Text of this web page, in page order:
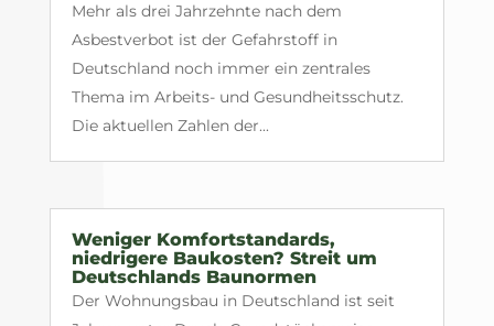
Mehr als drei Jahrzehnte nach dem
Asbestverbot ist der Gefahrstoff in
Deutschland noch immer ein zentrales
Thema im Arbeits- und Gesundheitsschutz.
Die aktuellen Zahlen der...
Weniger Komfortstandards,
niedrigere Baukosten? Streit um
Deutschlands Baunormen
Der Wohnungsbau in Deutschland ist seit